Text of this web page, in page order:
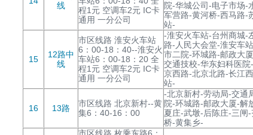
线
程1元 空调车2元 IC卡
通用 一分公司
院-华城公司-电子市场-
军营路-黄河桥-西马路-
站-
15
12路中
线
市区线路 淮安火车站
6：00-18：40--淮安火
车站6：00-18：20 全
程1元 空调车2元 IC卡
通用 一分公司
-淮安火车站-台州商城-
路-人民大会堂-淮安车
市二院-环城路-邮政大
交通技校-华东妇科医
京西路-北京北路-长江
站-
16 13路
市区线路 北京新村--黄
集6：40-16：00
-北京新村-劳动局-交通
院-环城路-邮政大厦-解
夏庄-武墩-后陈庄-三闸
桥-黄集乡-